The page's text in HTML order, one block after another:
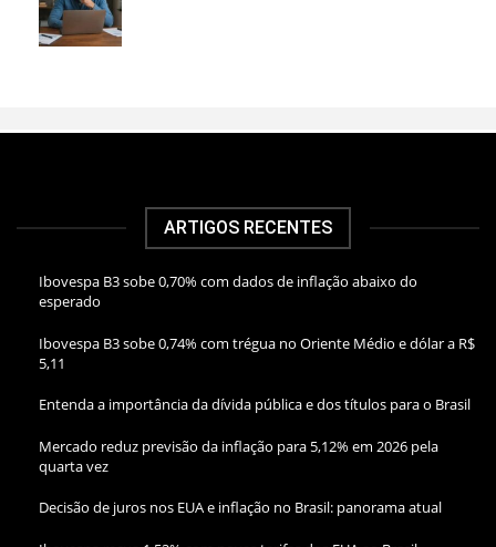
ARTIGOS RECENTES
Ibovespa B3 sobe 0,70% com dados de inflação abaixo do
esperado
Ibovespa B3 sobe 0,74% com trégua no Oriente Médio e dólar a R$
5,11
Entenda a importância da dívida pública e dos títulos para o Brasil
Mercado reduz previsão da inflação para 5,12% em 2026 pela
quarta vez
Decisão de juros nos EUA e inflação no Brasil: panorama atual